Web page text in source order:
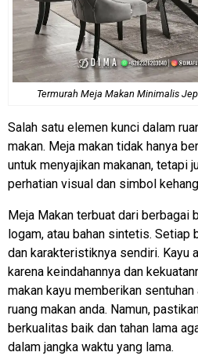
Termurah Meja Makan Minimalis
Salah satu elemen kunci dalam
makan. Meja makan tidak hanya
untuk menyajikan makanan, tetapi
perhatian visual dan simbol
Meja Makan terbuat dari berbagai
logam, atau bahan sintetis. Setiap
dan karakteristiknya sendiri. Kayu
karena keindahannya dan
makan kayu memberikan
ruang makan anda. Namun,
berkualitas baik dan tahan lama
dalam jangka waktu yang lama.